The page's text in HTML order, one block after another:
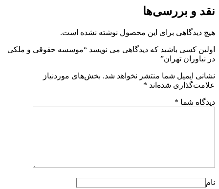
نقد و بررسی‌ها
هیچ دیدگاهی برای این محصول نوشته نشده است.
اولین کسی باشید که دیدگاهی می نویسد “موسسه حقوقی و ملکی
در نیاوران تهران”
نشانی ایمیل شما منتشر نخواهد شد. بخش‌های موردنیاز
علامت‌گذاری شده‌اند *
دیدگاه شما *
نام